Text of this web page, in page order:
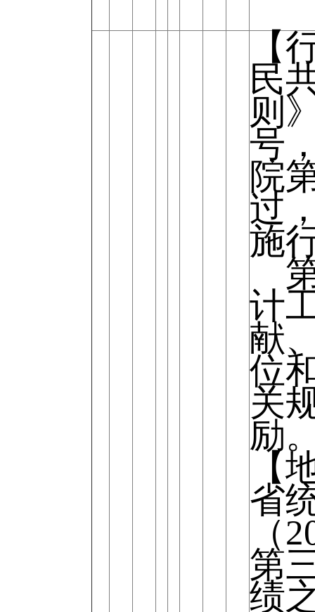
【
民
则
号
院
过
施
计
献
位
关
励
【
省
（
第
绩